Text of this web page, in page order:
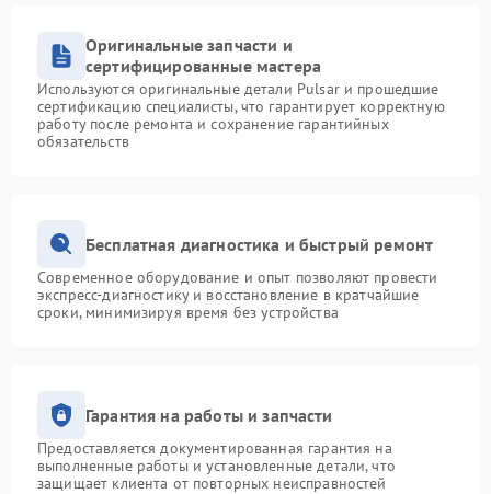
Оригинальные запчасти и
сертифицированные мастера
Используются оригинальные детали Pulsar и прошедшие
сертификацию специалисты, что гарантирует корректную
работу после ремонта и сохранение гарантийных
обязательств
Бесплатная диагностика и быстрый ремонт
Современное оборудование и опыт позволяют провести
экспресс-диагностику и восстановление в кратчайшие
сроки, минимизируя время без устройства
Гарантия на работы и запчасти
Предоставляется документированная гарантия на
выполненные работы и установленные детали, что
защищает клиента от повторных неисправностей